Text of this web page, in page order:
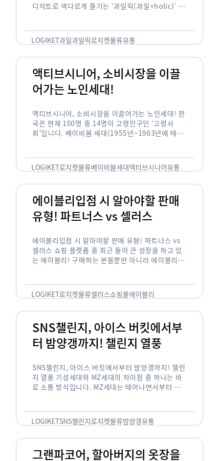
디저트로 색다르게 즐기는 ‘과일릭(과일+holic)’ 트
…
LOGIKET과일과일릭로지켓물류유통
액티브시니어, 소비시장을 이끌
어가는 노인세대!
액티브시니어, 소비시장을 이끌어가는 노인세대! 한
국은 현재 100명 중 14명이 고령인구인 ‘고령사
회’입니다. 베이비붐 세대(1955년~1963년에 태어
오고 있습니다. 하지만 사회가 늙어가는 …
LOGIKET로지켓물류베이비붐세대액티브시니어유통
에이블리입점 시 알아야할 판매
유형! 파트너스 vs 셀러스
에이블리입점 시 알아야할 판매 유형! 파트너스 vs
셀러스 쇼핑 플랫폼 중 최근 들어 큰 성장을 하고 있
는 에이블리! 구매하는 분들뿐만 아니라 에이블리에
LOGIKET로지켓물류셀러스쇼핑몰에이블리
SNS챌린지, 아이스 버킷에서부
터 밤양갱까지! 챌린지 열풍
SNS챌린지, 아이스 버킷에서부터 밤양갱까지! 챌린
지 열풍 기성세대와 MZ세대의 차이점 중 하나는 바
로 소통 방식입니다. MZ세대는 태어나면서부터 디
도 능숙한 …
LOGIKETSNS챌린지로지켓물류밤양갱유통
그랜파코어, 할아버지의 옷장을